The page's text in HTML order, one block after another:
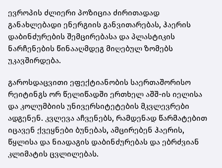
ევროპის ძლიერი პოზიცია ძირითადად
განახლებადი ენერგიის განვითარებას, ჰაერის
დაბინძურების შემცირებასა და პლასტიკის
ნარჩენების წინააღმდეგ მიღებულ ზომებს
უკავშირდება.
გაროსდაცვითი ეფექტიანობის საერთაშორისო
რეიტინგს ორ წელიწადში ერთხელ აშშ-ის იელისა
და კოლუმბიის უნივერსიტეტების მკვლევრები
ადგენენ. კვლევა აჩვენებს, რამდენად წარმატებით
იცავენ ქვეყნები ბუნებას, ამცირებენ ჰაერის,
წყლისა და ნიადაგის დაბინძურებას და ებრძვიან
კლიმატის ცვლილებას.